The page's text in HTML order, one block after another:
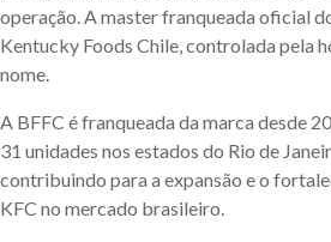
operação. A master franqueada oficial
Kentucky Foods Chile, controlada pela
nome.
A BFFC é franqueada da marca desde
31 unidades nos estados do Rio de
contribuindo para a expansão e o
KFC no mercado brasileiro.